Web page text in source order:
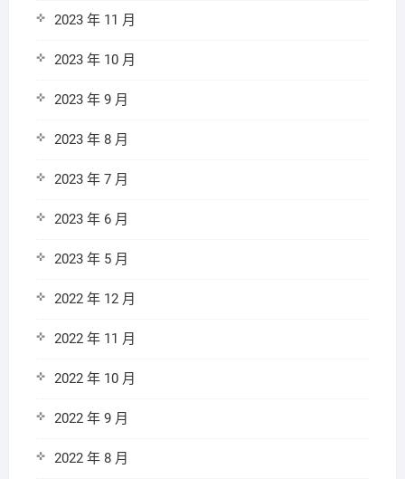
2023 年 11 月
2023 年 10 月
2023 年 9 月
2023 年 8 月
2023 年 7 月
2023 年 6 月
2023 年 5 月
2022 年 12 月
2022 年 11 月
2022 年 10 月
2022 年 9 月
2022 年 8 月